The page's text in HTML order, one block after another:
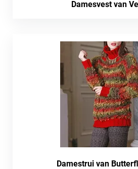
Damesvest van
Damestrui van